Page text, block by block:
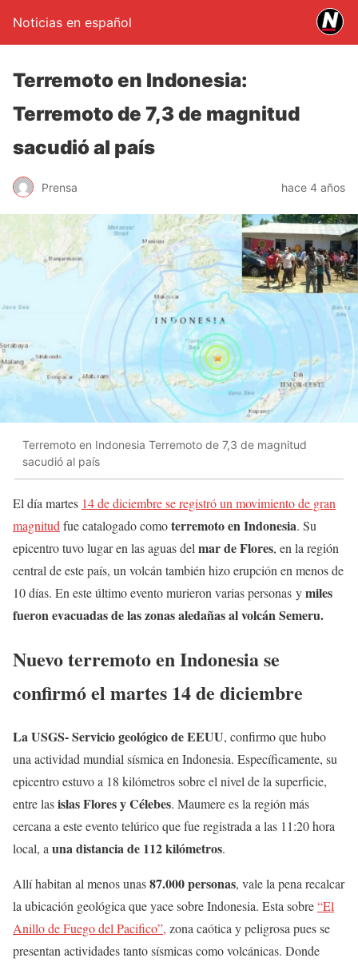
Noticias en español
Terremoto en Indonesia:
Terremoto de 7,3 de magnitud
sacudió al país
Prensa hace 4 años
Terremoto en Indonesia Terremoto de 7,3 de magnitud
sacudió al país
El día martes 14 de diciembre se registró un movimiento de gran
magnitud fue catalogado comoterremoto en Indonesia. Su
epicentro tuvo lugar en las aguas del mar de Flores, en la región
central de este país, un volcán también hizo erupción en menos de
10 días. En este último evento murieron varias personas ymiles
fueron evacuadas de las zonas aledañas al volcán Semeru.
Nuevo terremoto en Indonesia se
confirmó el martes 14 de diciembre
La USGS- Servicio geológico de EEUU, confirmo que hubo
una actividad mundial sísmica en Indonesia. Específicamente, su
epicentro estuvo a 18 kilómetros sobre el nivel de la superficie,
entre lasislas Flores y Célebes. Maumere es la región más
cercana a este evento telúrico que fue registrada a las 11:20 hora
local, a una distancia de 112 kilómetros.
Allí habitan al menos unas87.000 personas, vale la pena recalcar
la ubicación geológica que yace sobre Indonesia. Esta sobre“El
Anillo de Fuego del Pacifico”, zona caótica y peligrosa pues se
presentan actividades tanto sísmicas como volcánicas. Donde